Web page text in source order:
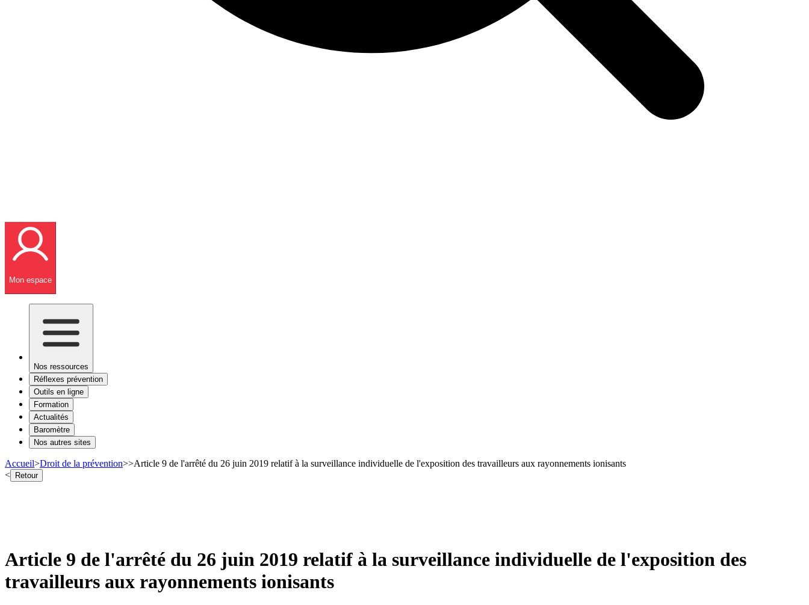
Mon espace
Nos ressources
Réflexes prévention
Outils en ligne
Formation
Actualités
Baromètre
Nos autres sites
Accueil>Droit de la prévention>>Article 9 de l'arrêté du 26 juin 2019 relatif à la surveillance individuelle de l'exposition des travailleurs aux rayonnements ionisants
< Retour
Article 9 de l'arrêté du 26 juin 2019 relatif à la surveillance individuelle de l'exposition des
travailleurs aux rayonnements ionisants